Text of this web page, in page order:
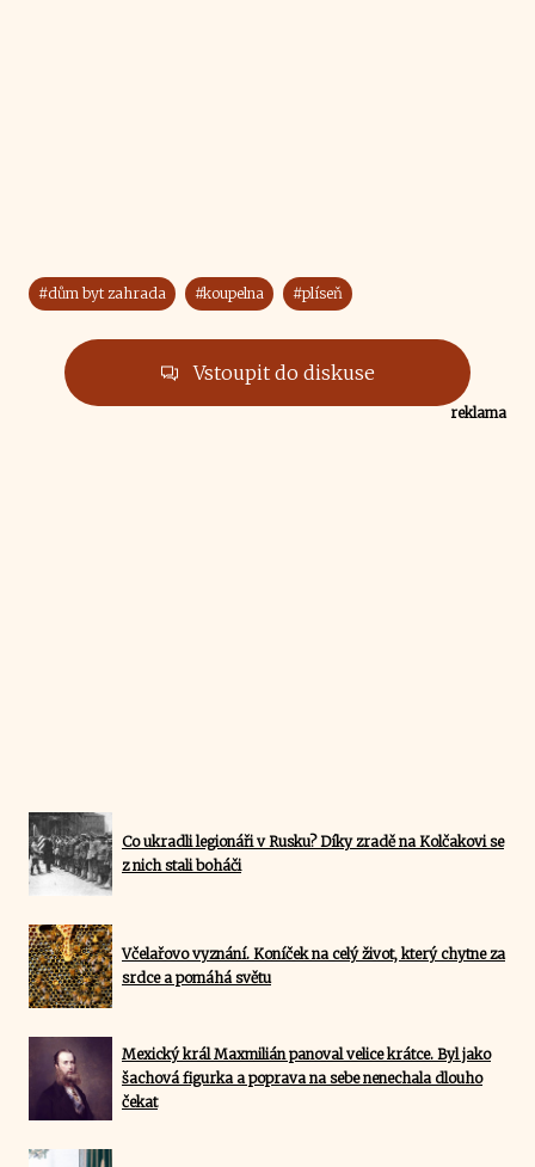
#dům byt zahrada #koupelna #plíseň
Vstoupit do diskuse
reklama
Co ukradli legionáři v Rusku? Díky zradě na Kolčakovi se
z nich stali boháči
Včelařovo vyznání. Koníček na celý život, který chytne za
srdce a pomáhá světu
Mexický král Maxmilián panoval velice krátce. Byl jako
šachová figurka a poprava na sebe nenechala dlouho
čekat